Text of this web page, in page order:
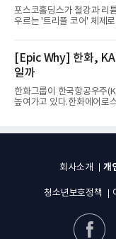
16조7천억원 투자 재
포스코홀딩스가 철강과 리
우르는 '트리플 코어' 체제
[Epic Why] 한화,
일까
한화그룹이 한국항공우주
높여가고 있다.한화에어로
회사소개 개
청소년보호정책